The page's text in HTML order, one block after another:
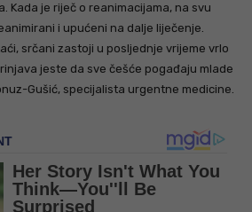
Kada je riječ o reanimacijama, na svu
i upućeni na dalje liječenje.
srčani zastoji u posljednje vrijeme vrlo
jeste da sve češće pogađaju mlade
Gušić, specijalista urgentne medicine.